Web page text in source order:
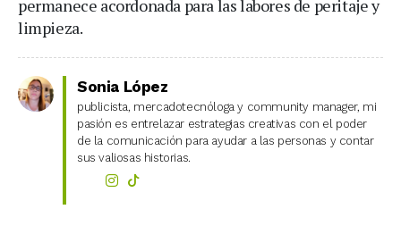
permanece acordonada para las labores de peritaje y
limpieza.
Sonia López
publicista, mercadotecnóloga y community manager, mi
pasión es entrelazar estrategias creativas con el poder
de la comunicación para ayudar a las personas y contar
sus valiosas historias.